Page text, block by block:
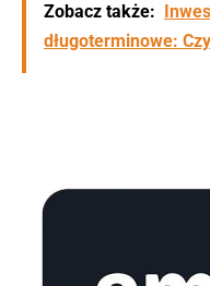
Zobacz także:
długoterminowe: